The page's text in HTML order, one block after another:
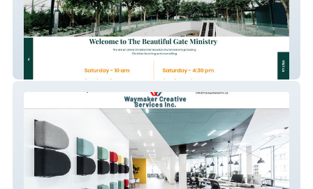
Beautiful Gate